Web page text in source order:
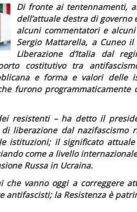
Di fronte ai tentennamenti,
dell’attuale destra di
alcuni commentatori e
Sergio Mattarella, a Cuneo
Liberazione d’Italia dal
costitutivo tra
e forma e valori delle
furono
resistenti – ha detto il
liberazione dal
istituzioni; il significato
come a livello
Russa in Ucraina.
che vanno oggi a correggere
antifascisti; la Resistenza è